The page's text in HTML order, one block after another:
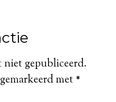
niet gepubliceerd.
met*